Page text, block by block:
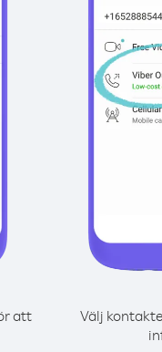
att
Välj